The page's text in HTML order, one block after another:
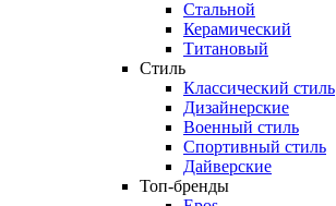
Стальной
Керамический
Титановый
Стиль
Классический стиль
Дизайнерские
Военный стиль
Спортивный стиль
Дайверские
Топ-бренды